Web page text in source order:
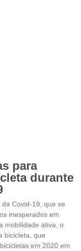
para
durante
Covid-19, que se
inesperados em
mobilidade ativa, o
bicicleta, que
em 2020 em